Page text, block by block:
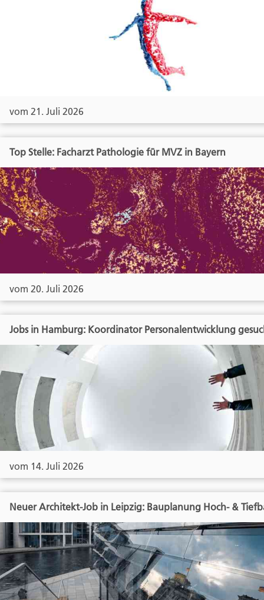
vom 21. Juli 2026
Top Stelle: Facharzt Pathologie für MVZ in Bayern
vom 20. Juli 2026
Jobs in Hamburg: Koordinator Personalentwicklung
vom 14. Juli 2026
Neuer Architekt-Job in Leipzig: Bauplanung Hoch- &